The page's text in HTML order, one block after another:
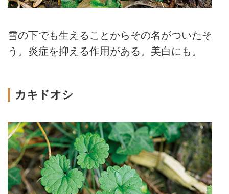
雪の下でも生えることからその名がついたそ
う。炎症を抑える作用がある。美白にも。
カキドオシ